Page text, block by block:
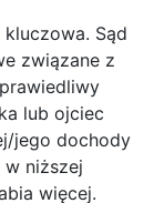
Sąd
związane z
lub ojciec
jego dochody
w niższej
więcej.